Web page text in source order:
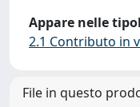
Appare nelle
2.1 Contributo in
File in questo